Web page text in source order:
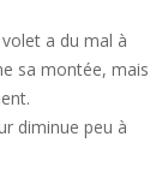
a du mal à
sa montée, mais
diminue peu à